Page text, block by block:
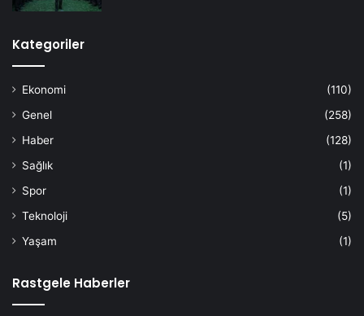
Kategoriler
Ekonomi
(110)
Genel
(258)
Haber
(128)
Sağlık
(1)
Spor
(1)
Teknoloji
(5)
Yaşam
(1)
Rastgele Haberler